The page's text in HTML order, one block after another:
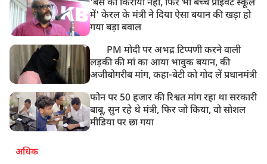
'बस का किराया नहीं, फिर भी बच्चे प्राइवेट स्कूल
में' केरल के मंत्री ने दिया ऐसा बयान की खड़ा हो
गया बड़ा बवाल
PM मोदी पर अभद्र टिप्पणी करने वाली
लड़की की मां का आया भावुक बयान, की
अजीबोगरीब मांग, कहा-बेटी को गोद लें प्रधानमंत्री
फोन पर 50 हजार की रिश्वत मांग रहा था सरकारी
बाबू, सुन रहे थे मंत्री, फिर जो किया, वो सोशल
मीडिया पर छा गया
अधिक